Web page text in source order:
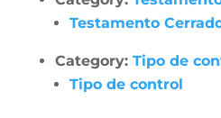
Testamento
Category: Tipo de
Tipo de control